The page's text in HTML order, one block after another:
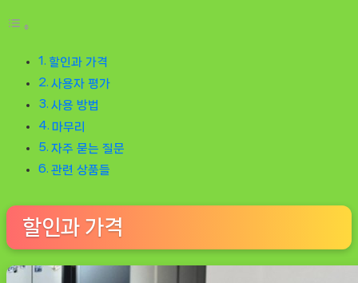
할인과 가격
사용자 평가
사용 방법
마무리
자주 묻는 질문
관련 상품들
할인과 가격